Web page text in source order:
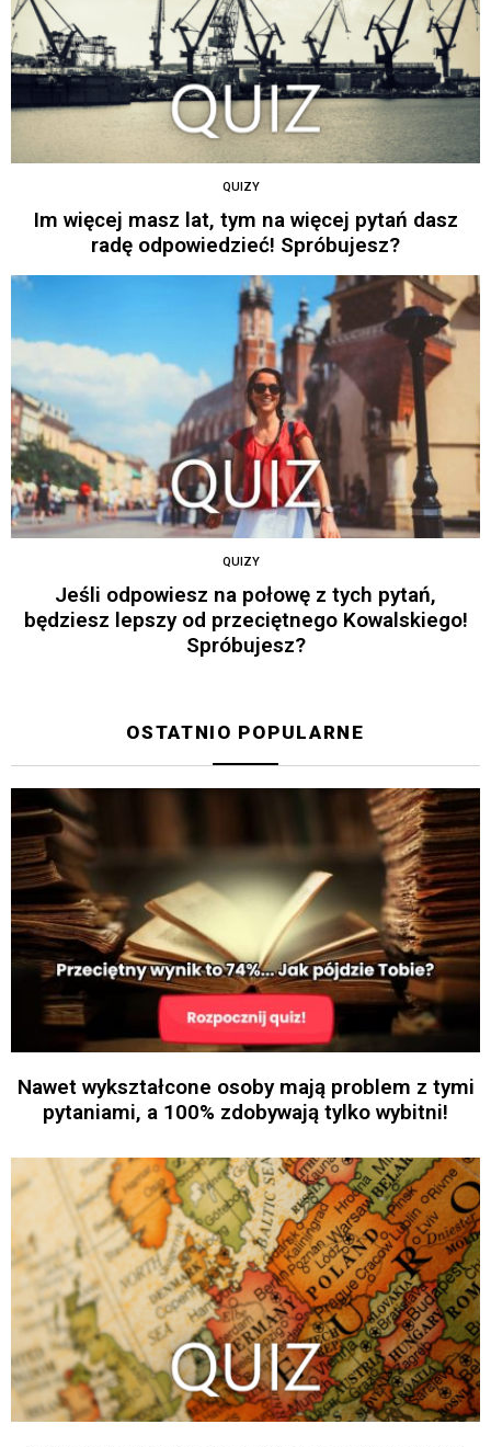
QUIZY
Im więcej masz lat, tym na więcej pytań dasz
radę odpowiedzieć! Spróbujesz?
QUIZY
Jeśli odpowiesz na połowę z tych pytań,
będziesz lepszy od przeciętnego Kowalskiego!
Spróbujesz?
OSTATNIO POPULARNE
Nawet wykształcone osoby mają problem z tymi
pytaniami, a 100% zdobywają tylko wybitni!